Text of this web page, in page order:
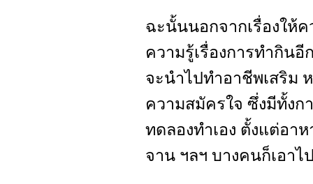
ฉะนั้นนอกจากเรื่องให้
ความรู้เรื่องการทำกิน
จะนำไปทำอาชีพเสริม
ความสมัครใจ ซึ่งมีทั้งก
ทดลองทำเอง ตั้งแต่อา
จาน ฯลฯ บางคนก็เอา